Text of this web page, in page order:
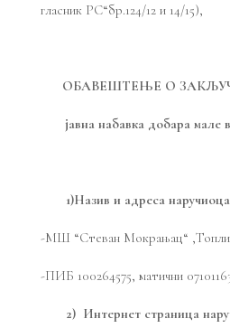
гласник РС“бр.124/12 и 14/15),
ОБАВЕШТЕЊЕ О
јавна набавка добара мале
1)Назив и адреса наручиоца
-МШ “Стеван Мокрањац“
-ПИБ 100264575, матични
2) Интернет страница